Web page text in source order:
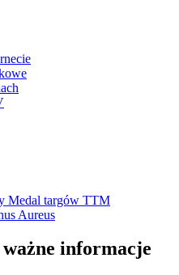
Medal targów TTM
Aureus
informacje